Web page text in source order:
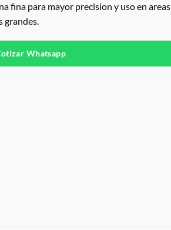
fina para mayor precision y uso en areas
grandes.
Whatsapp